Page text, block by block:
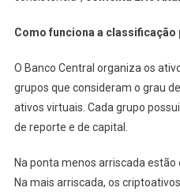
Como funciona a classificação
O Banco Central organiza os
grupos que consideram o grau
ativos virtuais. Cada grupo
de reporte e de capital.
Na ponta menos arriscada
Na mais arriscada, os